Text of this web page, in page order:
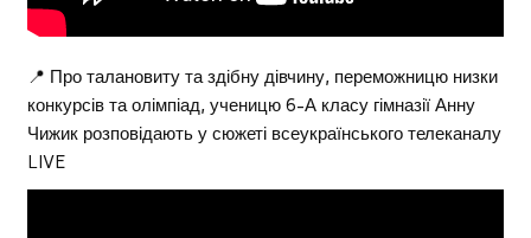
📍 Про талановиту та здібну дівчину, переможницю низки
конкурсів та олімпіад, ученицю 6-А класу гімназії Анну
Чижик розповідають у сюжеті всеукраїнського телеканалу
LIVE